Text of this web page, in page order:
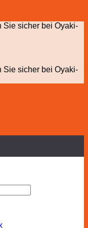
Sie sicher bei Oyaki-
Sie sicher bei Oyaki-